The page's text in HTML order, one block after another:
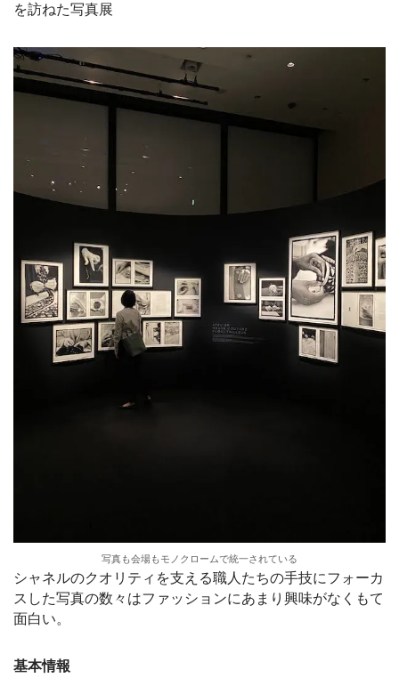
を訪ねた写真展
写真も会場もモノクロームで統一されている
シャネルのクオリティを支える職人たちの手技にフォーカ
スした写真の数々はファッションにあまり興味がなくもて
面白い。
基本情報